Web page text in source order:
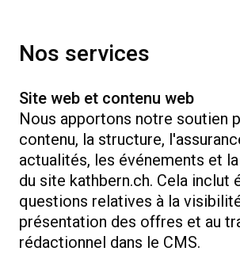
Nos services
Site web et contenu web
Nous apportons notre soutien
contenu, la structure,
actualités, les événements et
du site kathbern.ch. Cela inclut
questions relatives à la
présentation des offres et au
rédactionnel dans le CMS.